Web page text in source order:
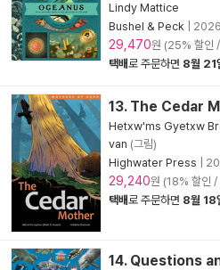
Lindy Mattice
Bushel & Peck
29,470원 (25% 할인
택배로 주문하면 8월 21
13. The Cedar
Hetxw'ms Gyetxw
van (그림)
Highwater Press
29,240원 (18% 할인
택배로 주문하면 8월 18
14. Questions